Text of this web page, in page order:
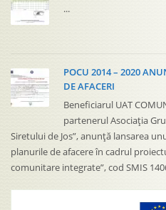
...
POCU 2014 – 2020
DE AFACERI
Beneficiarul UAT
partenerul Asociația
Siretului de Jos”, anunță lansarea
planurile de afacere în cadrul
comunitare integrate”, cod SMIS